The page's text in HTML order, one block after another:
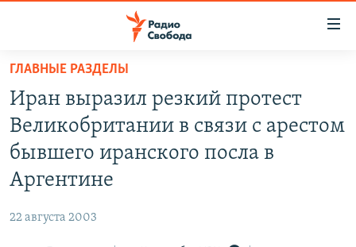
упрощенного
доступа
Вернуться
основному
содержанию
Вернутся
ПОДКАСТЫ
АВТОРСКИЕ ПРОЕКТЫ
ЦИТАТЫ СВОБОДЫ
КУЛЬТУРА
ГЛАВНЫЕ РАЗДЕЛЫ
Иран выразил резкий протест
Великобритании в связи с арестом
бывшего иранского посла в
Аргентине
22 августа 2003